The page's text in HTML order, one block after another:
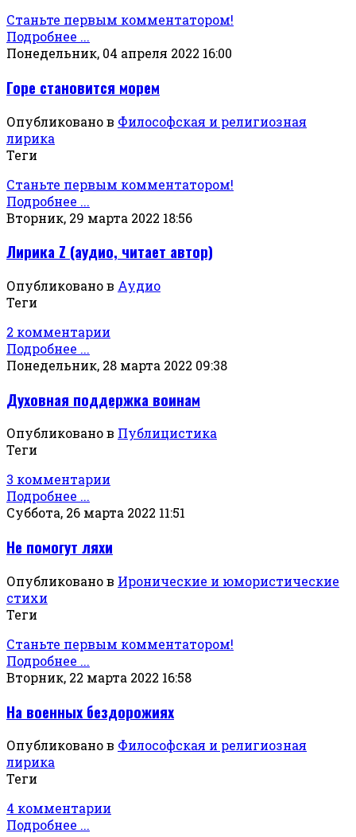
Станьте первым комментатором!
Подробнее ...
Понедельник, 04 апреля 2022 16:00
Горе становится морем
Опубликовано в Философская и религиозная
лирика
Теги
Станьте первым комментатором!
Подробнее ...
Вторник, 29 марта 2022 18:56
Лирика Z (аудио, читает автор)
Опубликовано в Аудио
Теги
2 комментарии
Подробнее ...
Понедельник, 28 марта 2022 09:38
Духовная поддержка воинам
Опубликовано в Публицистика
Теги
3 комментарии
Подробнее ...
Суббота, 26 марта 2022 11:51
Не помогут ляхи
Опубликовано в Иронические и юмористические
стихи
Теги
Станьте первым комментатором!
Подробнее ...
Вторник, 22 марта 2022 16:58
На военных бездорожиях
Опубликовано в Философская и религиозная
лирика
Теги
4 комментарии
Подробнее ...